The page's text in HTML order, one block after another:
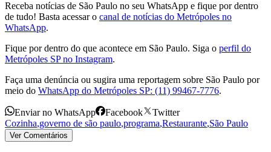
Receba notícias de São Paulo no seu WhatsApp e fique por dentro
de tudo! Basta acessar o canal de notícias do Metrópoles no
WhatsApp.
Fique por dentro do que acontece em São Paulo. Siga o perfil do
Metrópoles SP no Instagram.
Faça uma denúncia ou sugira uma reportagem sobre São Paulo por
meio do WhatsApp do Metrópoles SP: (11) 99467-7776.
Enviar no WhatsApp Facebook
Twitter
Cozinha,governo de são paulo,programa,Restaurante,São Paulo
Ver Comentários